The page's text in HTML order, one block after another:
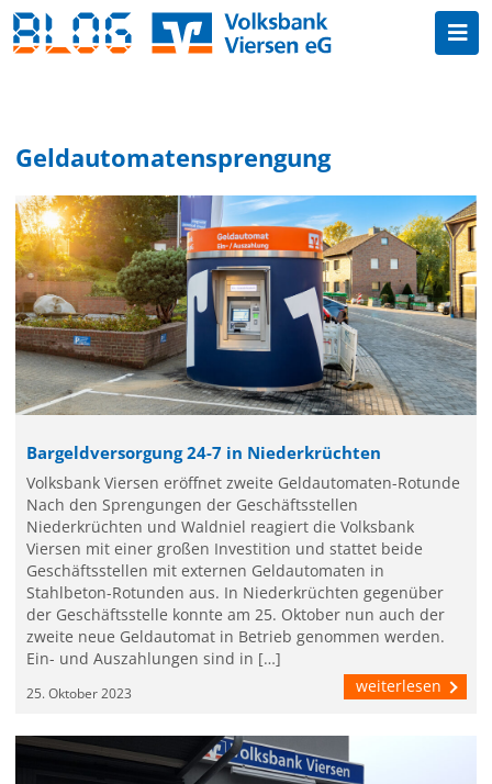
Geldautomatensprengung
Bargeldversorgung 24-7 in Niederkrüchten
Volksbank Viersen eröffnet zweite Geldautomaten-Rotunde
Nach den Sprengungen der Geschäftsstellen
Niederkrüchten und Waldniel reagiert die Volksbank
Viersen mit einer großen Investition und stattet beide
Geschäftsstellen mit externen Geldautomaten in
Stahlbeton-Rotunden aus. In Niederkrüchten gegenüber
der Geschäftsstelle konnte am 25. Oktober nun auch der
zweite neue Geldautomat in Betrieb genommen werden.
Ein- und Auszahlungen sind in […]
25. Oktober 2023 weiterlesen